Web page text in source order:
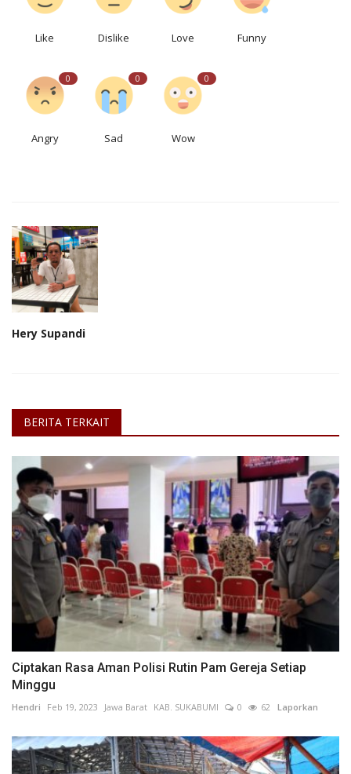
Like Dislike Love Funny
0
Angry
0
Sad
0
Wow
Hery Supandi
BERITA TERKAIT
Ciptakan Rasa Aman Polisi Rutin Pam Gereja Setiap
Minggu
Hendri Feb 19, 2023 Jawa Barat KAB. SUKABUMI 0 62 Laporkan